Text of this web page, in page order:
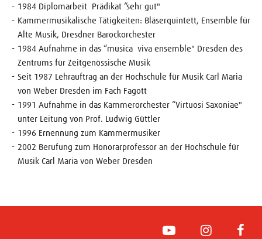
1984 Diplomarbeit ­ Prädikat “sehr gut"
Kammermusikalische Tätigkeiten: Bläserquintett, Ensemble für
Alte Musik, Dresdner Barockorchester
1984 Aufnahme in das “musica ­ viva ensemble" Dresden des
Zentrums für Zeitgenössische Musik
Seit 1987 Lehrauftrag an der Hochschule für Musik Carl Maria
von Weber Dresden im Fach Fagott
1991 Aufnahme in das Kammerorchester “Virtuosi Saxoniae"
unter Leitung von Prof. Ludwig Güttler
1996 Ernennung zum Kammermusiker
2002 Berufung zum Honorarprofessor an der Hochschule für
Musik Carl Maria von Weber Dresden
YouTube Instagram